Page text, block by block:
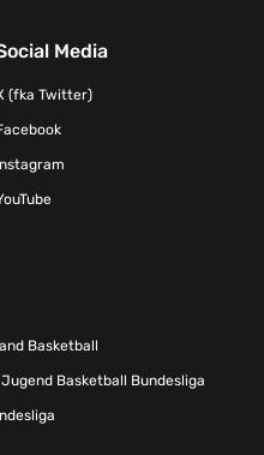
Media
(fka Twitter)
Basketball
Basketball Bundesliga